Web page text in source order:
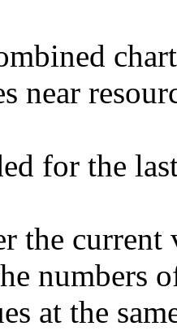
near
for the
the
numbers
at the